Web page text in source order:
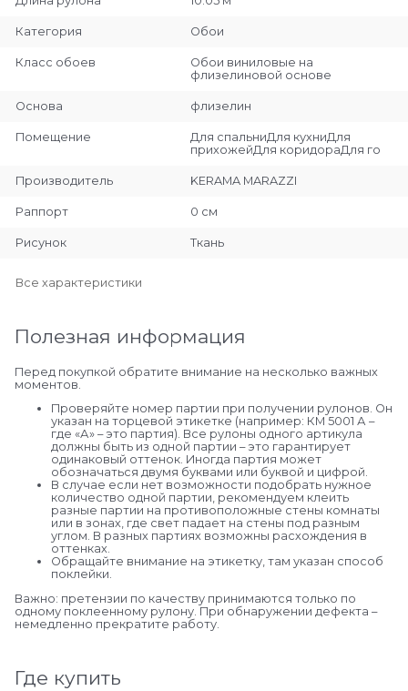
Категория Обои
Класс обоев
Обои виниловые на
флизелиновой основе
Основа флизелин
Помещение
Для спальниДля кухниДля
прихожейДля коридораДля го
Производитель KERAMA MARAZZI
Раппорт 0 см
Рисунок Ткань
Все характеристики
Полезная информация
Перед покупкой обратите внимание на несколько важных
моментов.
Проверяйте номер партии при получении рулонов. Он
указан на торцевой этикетке (например: КМ 5001 А –
где «А» – это партия). Все рулоны одного артикула
должны быть из одной партии – это гарантирует
одинаковый оттенок. Иногда партия может
обозначаться двумя буквами или буквой и цифрой.
В случае если нет возможности подобрать нужное
количество одной партии, рекомендуем клеить
разные партии на противоположные стены комнаты
или в зонах, где свет падает на стены под разным
углом. В разных партиях возможны расхождения в
оттенках.
Обращайте внимание на этикетку, там указан способ
поклейки.
Важно: претензии по качеству принимаются только по
одному поклеенному рулону. При обнаружении дефекта –
немедленно прекратите работу.
Где купить